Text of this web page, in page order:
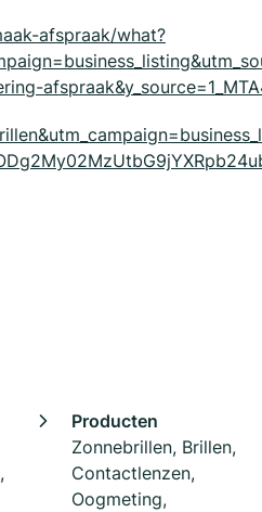
afspraak/what?
Producten
Zonnebrillen, Brillen,
Contactlenzen,
Oogmeting,